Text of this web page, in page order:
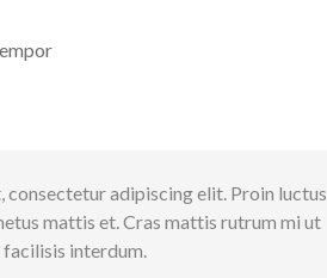
consectetur adipiscing elit. Proin luctus
mattis et. Cras mattis rutrum mi ut
interdum.